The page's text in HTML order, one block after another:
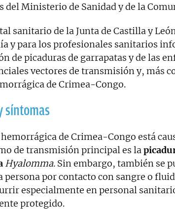
del Ministerio de Sanidad y de la
sanitario de la Junta de Castilla y
y para los profesionales sanitarios
de picaduras de garrapatas y de las
vectores de transmisión y, más
de Crimea-Congo.
síntomas
de Crimea-Congo está
de transmisión principal es la
Hyalomma. Sin embargo, también se
persona por contacto con sangre o
especialmente en personal
protegido.